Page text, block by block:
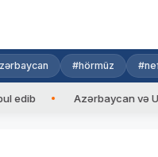
#hörmüz
Azərbaycan və Ukrayna